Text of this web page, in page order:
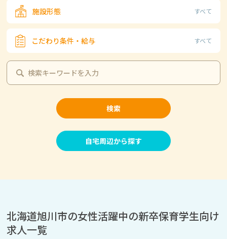
施設形態 すべて
こだわり条件・給与 すべて
検索
自宅周辺から探す
北海道旭川市の女性活躍中の新卒保育学生向け
求人一覧